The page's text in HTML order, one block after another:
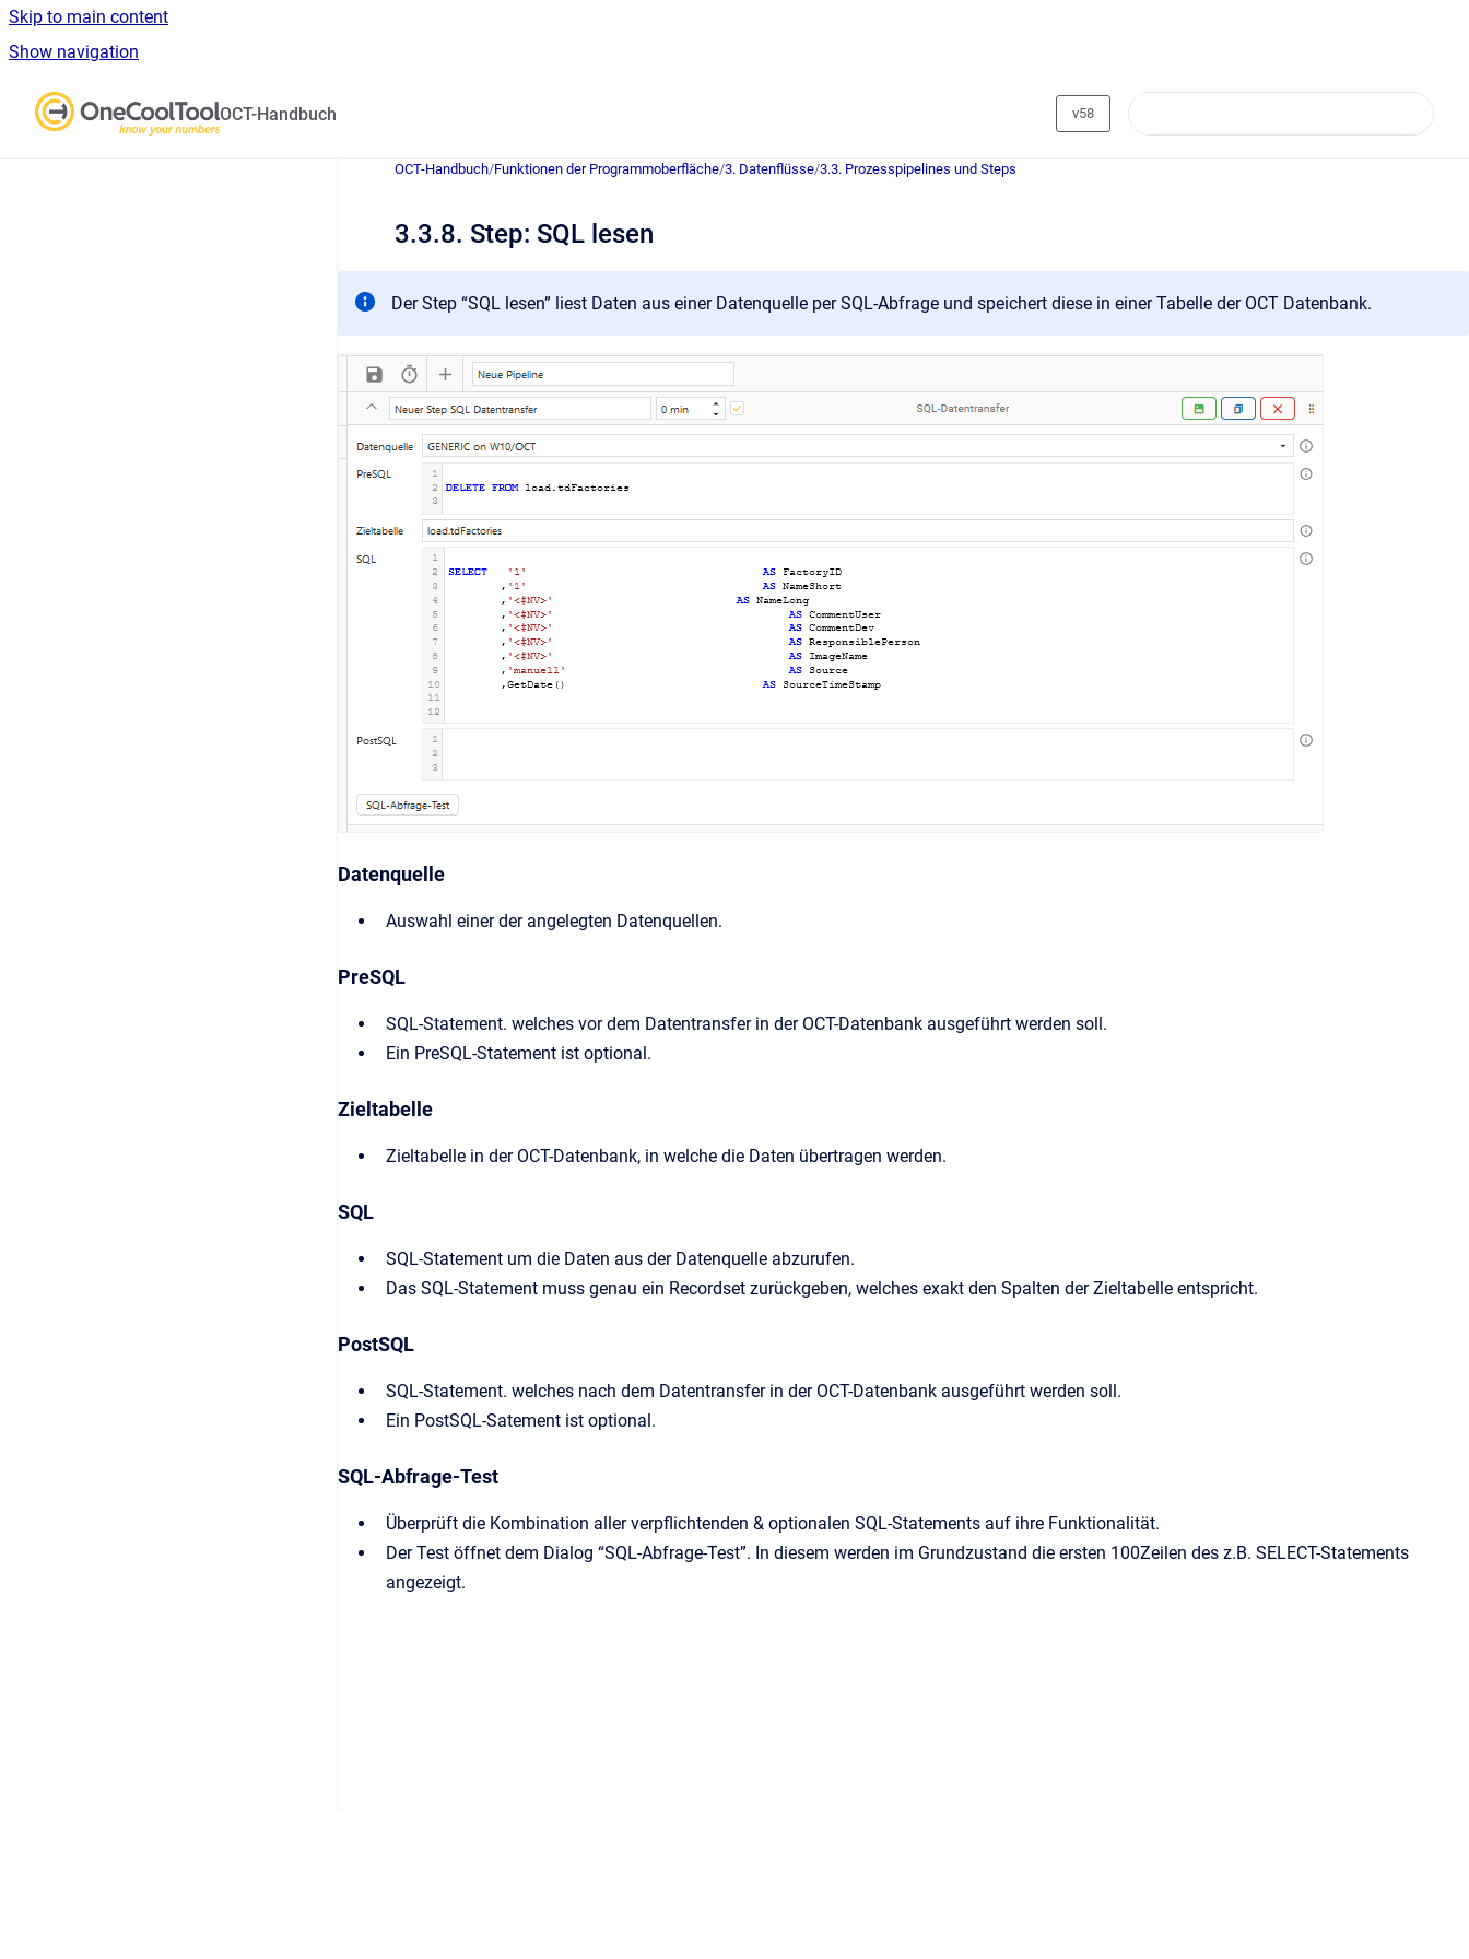
Skip to main content
Show navigation
OCT-Handbuch v58
OCT-Handbuch/Funktionen der Programmoberfläche/3. Datenflüsse/3.3. Prozesspipelines und Steps
3.3.8. Step: SQL lesen
Der Step “SQL lesen” liest Daten aus einer Datenquelle per SQL-Abfrage und speichert diese in einer Tabelle der OCT Datenbank.
Datenquelle
Auswahl einer der angelegten Datenquellen.
PreSQL
SQL-Statement. welches vor dem Datentransfer in der OCT-Datenbank ausgeführt werden soll.
Ein PreSQL-Statement ist optional.
Zieltabelle
Zieltabelle in der OCT-Datenbank, in welche die Daten übertragen werden.
SQL
SQL-Statement um die Daten aus der Datenquelle abzurufen.
Das SQL-Statement muss genau ein Recordset zurückgeben, welches exakt den Spalten der Zieltabelle entspricht.
PostSQL
SQL-Statement. welches nach dem Datentransfer in der OCT-Datenbank ausgeführt werden soll.
Ein PostSQL-Satement ist optional.
SQL-Abfrage-Test
Überprüft die Kombination aller verpflichtenden & optionalen SQL-Statements auf ihre Funktionalität.
Der Test öffnet dem Dialog “SQL-Abfrage-Test”. In diesem werden im Grundzustand die ersten 100Zeilen des z.B. SELECT-Statements
angezeigt.